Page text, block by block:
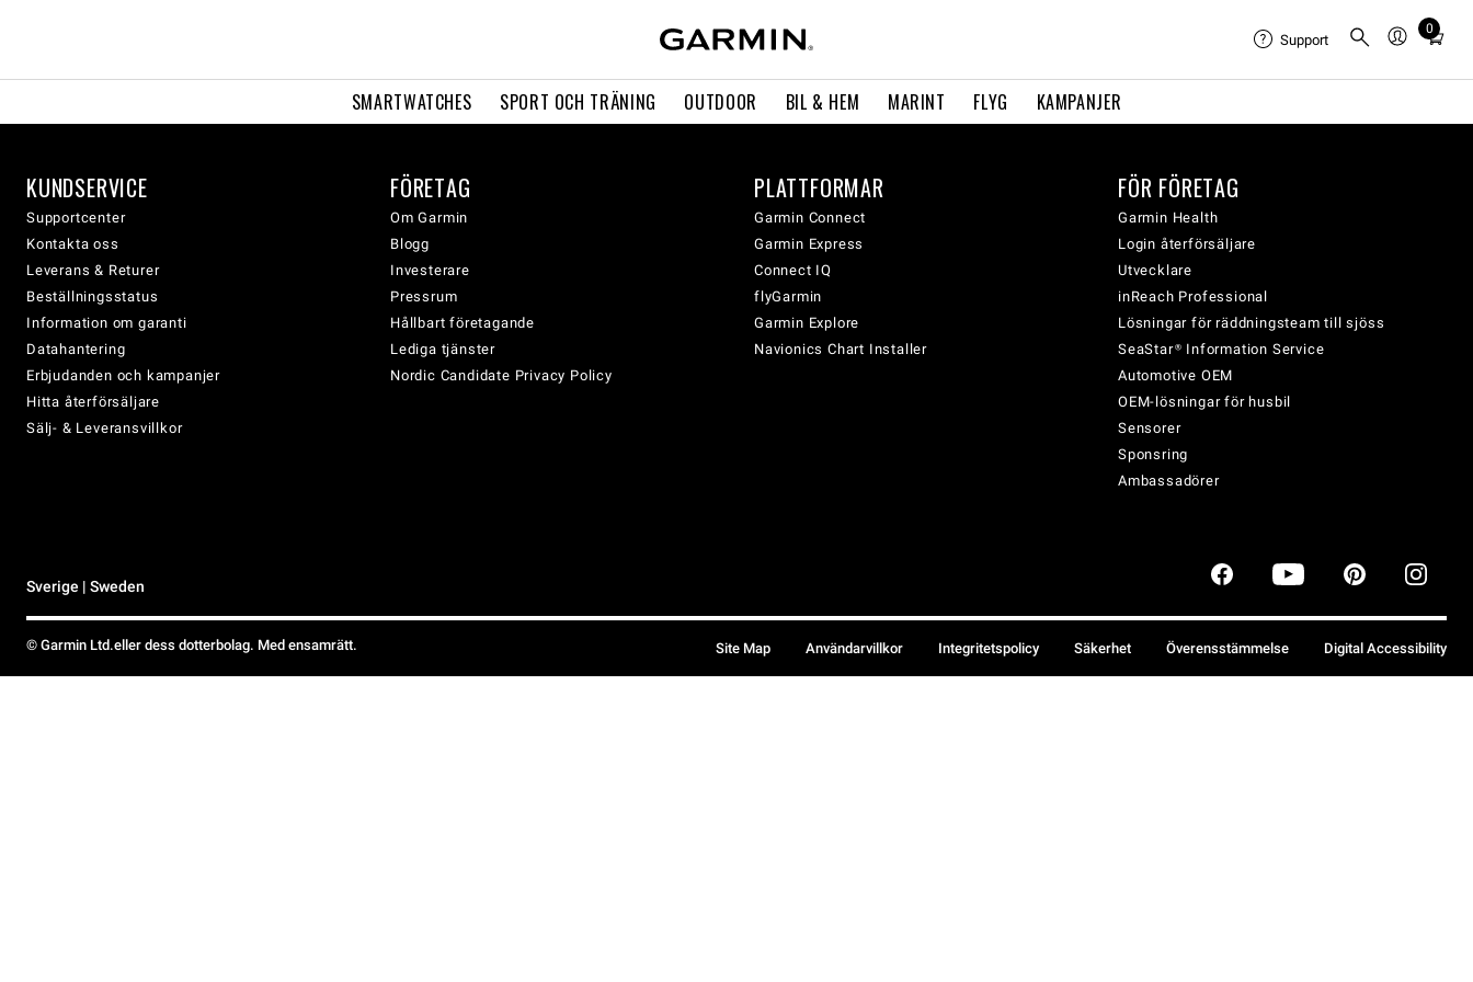
SMARTWATCHES SPORT OCH TRÄNING OUTDOOR BIL & HEM MARINT FLYG KAMPANJER
Support
0
Total
cart:
KUNDSERVICE
Supportcenter
Kontakta oss
Leverans & Returer
Beställningsstatus
Information om garanti
Datahantering
Erbjudanden och kampanjer
Hitta återförsäljare
Sälj- & Leveransvillkor
FÖRETAG
Om Garmin
Blogg
Investerare
Pressrum
Hållbart företagande
Lediga tjänster
Nordic Candidate Privacy Policy
PLATTFORMAR
Garmin Connect
Garmin Express
Connect IQ
flyGarmin
Garmin Explore
Navionics Chart Installer
FÖR FÖRETAG
Garmin Health
Login återförsäljare
Utvecklare
inReach Professional
Lösningar för räddningsteam till sjöss
SeaStar® Information Service
Automotive OEM
OEM-lösningar för husbil
Sensorer
Sponsring
Ambassadörer
Sverige | Sweden
© Garmin Ltd.eller dess dotterbolag. Med ensamrätt. Site Map Användarvillkor Integritetspolicy Säkerhet Överensstämmelse Digital Accessibility